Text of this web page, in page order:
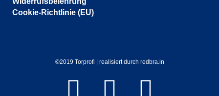
Cookie-Richtlinie (EU)
©2019 Torprofi | realisiert durch redbra.in